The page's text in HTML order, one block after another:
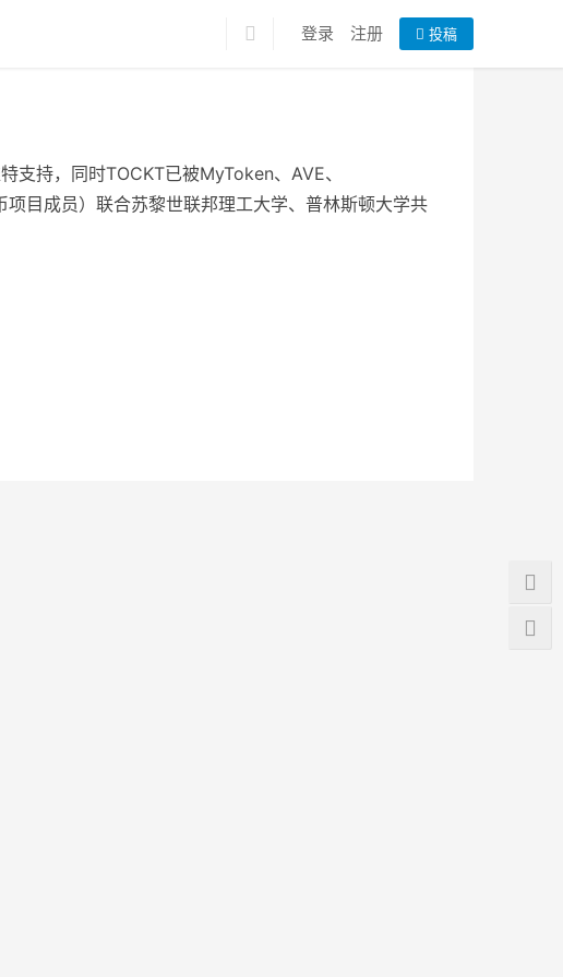
登录 注册 投稿
支持，同时TOCKT已被MyToken、AVE、
目成员）联合苏黎世联邦理工大学、普林斯顿大学共